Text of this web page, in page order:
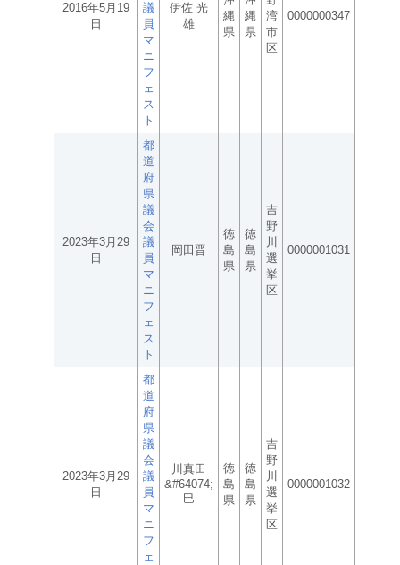
2016年5月19
日
議
員
マ
ニ
フ
ェ
ス
ト
伊佐 光
雄
縄
県
縄
県
湾
市
区
0000000347
2023年3月29
日
都
道
府
県
議
会
議
員
マ
ニ
フ
ェ
ス
ト
岡田晋
徳
島
県
徳
島
県
吉
野
川
選
挙
区
0000001031
2023年3月29
日
都
道
府
県
議
会
議
員
マ
ニ
フ
ェ
川真田
&#64074;
巳
徳
島
県
徳
島
県
吉
野
川
選
挙
区
0000001032